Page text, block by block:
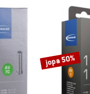
jopa 50%